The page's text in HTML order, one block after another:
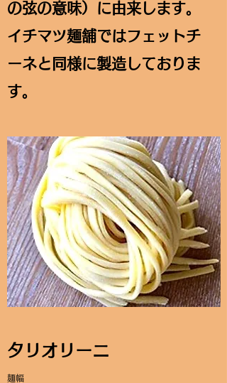
の弦の意味）に由来します。
イチマツ麺舗ではフェットチ
ーネと同様に製造しておりま
す。
タリオリーニ
麺幅